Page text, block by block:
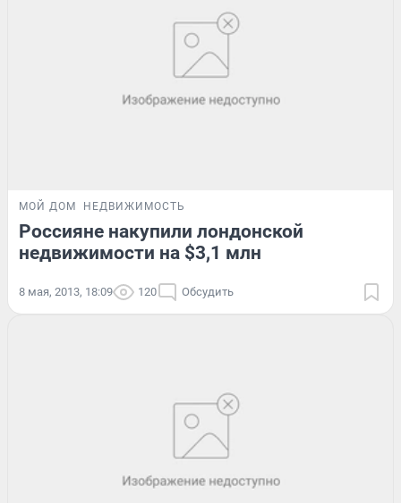
МОЙ ДОМ НЕДВИЖИМОСТЬ
Россияне накупили лондонской
недвижимости на $3,1 млн
8 мая, 2013, 18:09 120 Обсудить